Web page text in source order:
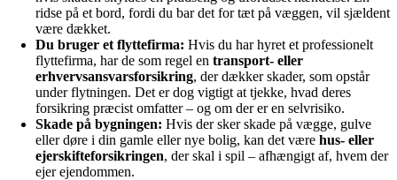
ridse på et bord, fordi du bar det for tæt på væggen, vil sjældent
være dækket.
Du bruger et flyttefirma: Hvis du har hyret et professionelt
flyttefirma, har de som regel en transport- eller
erhvervsansvarsforsikring, der dækker skader, som opstår
under flytningen. Det er dog vigtigt at tjekke, hvad deres
forsikring præcist omfatter – og om der er en selvrisiko.
Skade på bygningen: Hvis der sker skade på vægge, gulve
eller døre i din gamle eller nye bolig, kan det være hus- eller
ejerskifteforsikringen, der skal i spil – afhængigt af, hvem der
ejer ejendommen.